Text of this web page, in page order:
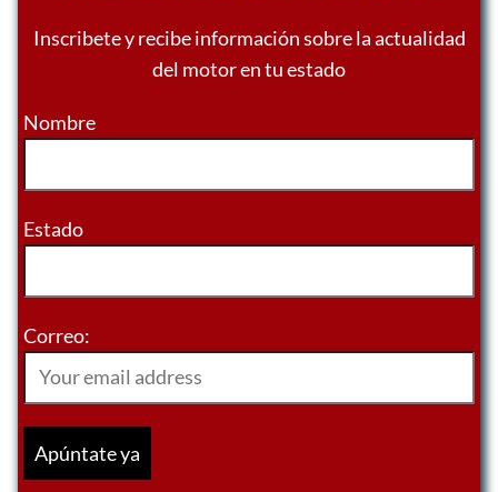
Inscribete y recibe información sobre la actualidad
del motor en tu estado
Nombre
Estado
Correo: